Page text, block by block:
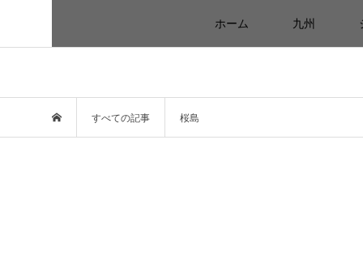
ホーム 九州
すべての記事 桜島